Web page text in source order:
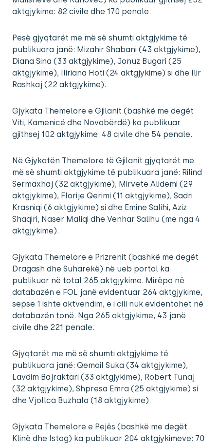
aktgjykime: 82 civile dhe 170 penale.
Pesë gjyqtarët me më së shumti aktgjykime të
publikuara janë: Mizahir Shabani (43 aktgjykime),
Diana Sina (33 aktgjykime), Jonuz Bugari (25
aktgjykime), Iliriana Hoti (24 aktgjykime) si dhe Ilir
Rashkaj (22 aktgjykime).
Gjykata Themelore e Gjilanit (bashkë me degët
Viti, Kamenicë dhe Novobërdë) ka publikuar
gjithsej 102 aktgjykime: 48 civile dhe 54 penale.
Në Gjykatën Themelore të Gjilanit gjyqtarët me
më së shumti aktgjykime të publikuara janë: Rilind
Sermaxhaj (32 aktgjykime), Mirvete Alidemi (29
aktgjykime), Florije Qerimi (11 aktgjykime), Sadri
Krasniqi (6 aktgjykime) si dhe Emine Salihi, Aziz
Shaqiri, Naser Maliqi dhe Venhar Salihu (me nga 4
aktgjykime).
Gjykata Themelore e Prizrenit (bashkë me degët
Dragash dhe Suharekë) në ueb portal ka
publikuar në total 265 aktgjykime. Mirëpo në
databazën e FOL janë evidentuar 264 aktgjykime,
sepse 1 ishte aktvendim, e i cili nuk evidentohet në
databazën tonë. Nga 265 aktgjykime, 43 janë
civile dhe 221 penale.
Gjyqtarët me më së shumti aktgjykime të
publikuara janë: Qemail Suka (34 aktgjykime),
Lavdim Bajraktari (33 aktgjykime), Robert Tunaj
(32 aktgjykime), Shpresa Emra (25 aktgjykime) si
dhe Vjollca Buzhala (18 aktgjykime).
Gjykata Themelore e Pejës (bashkë me degët
Klinë dhe Istog) ka publikuar 204 aktgjykimeve: 70